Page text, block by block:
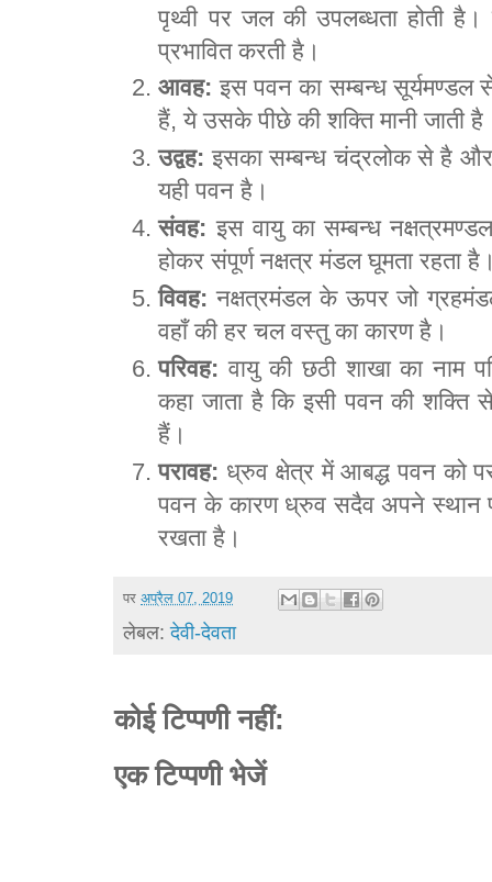
पृथ्वी पर जल की उपलब्धता होती
प्रभावित करती है।
आवह: इस पवन का सम्बन्ध सूर्यमण्डल
हैं, ये उसके पीछे की शक्ति मानी जाती
उद्वह:इसका सम्बन्ध चंद्रलोक से है और
यही पवन है।
संवह: इस वायु का सम्बन्ध
होकर संपूर्ण नक्षत्र मंडल घूमता रहता
विवह:नक्षत्रमंडल के ऊपर जो
वहाँ की हर चल वस्तु का कारण है।
परिवह: वायु की छठी शाखा का नाम
कहा जाता है कि इसी पवन की शक्ति
हैं।
परावह: ध्रुव क्षेत्र में आबद्ध पवन को
पवन के कारण ध्रुव सदैव अपने स्थान
रखता है।
परअप्रैल 07, 2019
लेबल:देवी-देवता
कोई टिप्पणी नहीं:
एक टिप्पणी भेजें